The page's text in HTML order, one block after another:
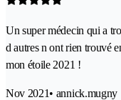
Un super médecin qui a
d autres n ont rien trouvé
mon étoile 2021 !
Nov 2021• annick.mugny